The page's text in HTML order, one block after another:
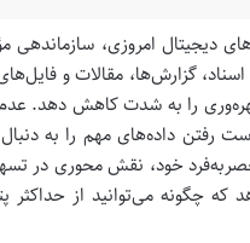
دیجیتال امروزی،
گزارش‌ها، مقالات و
را به شدت کاهش دهد. عدم
خود، نقش محوری در